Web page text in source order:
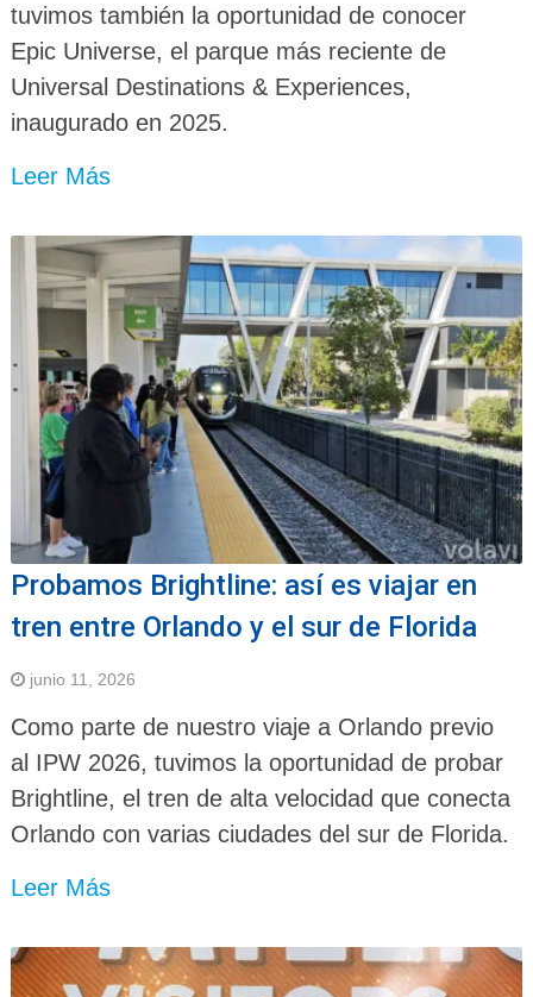
tuvimos también la oportunidad de conocer
Epic Universe, el parque más reciente de
Universal Destinations & Experiences,
inaugurado en 2025.
Leer Más
Probamos Brightline: así es viajar en
tren entre Orlando y el sur de Florida
junio 11, 2026
Como parte de nuestro viaje a Orlando previo
al IPW 2026, tuvimos la oportunidad de probar
Brightline, el tren de alta velocidad que conecta
Orlando con varias ciudades del sur de Florida.
Leer Más